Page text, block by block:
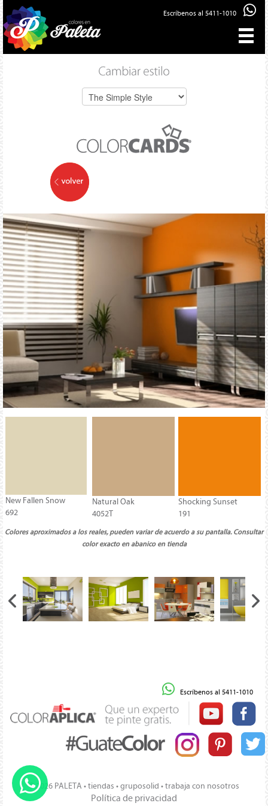
Escríbenos al 5411-1010
New Fallen Snow
692
Natural Oak
4052T
Shocking Sunset
191
Colores aproximados a los reales, pueden variar de acuerdo a su pantalla. Consultar
color exacto en abanico en tienda
Escríbenos al 5411-1010
© 2026 PALETA •tiendas •gruposolid •trabaja con nosotros
Política de privacidad